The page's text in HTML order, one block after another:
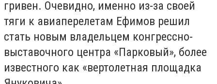
гривен. Очевидно, именно из-за своей
тяги к авиаперелетам Ефимов решил
стать новым владельцем конгрессно-
выставочного центра «Парковый», более
известного как «вертолетная площадка